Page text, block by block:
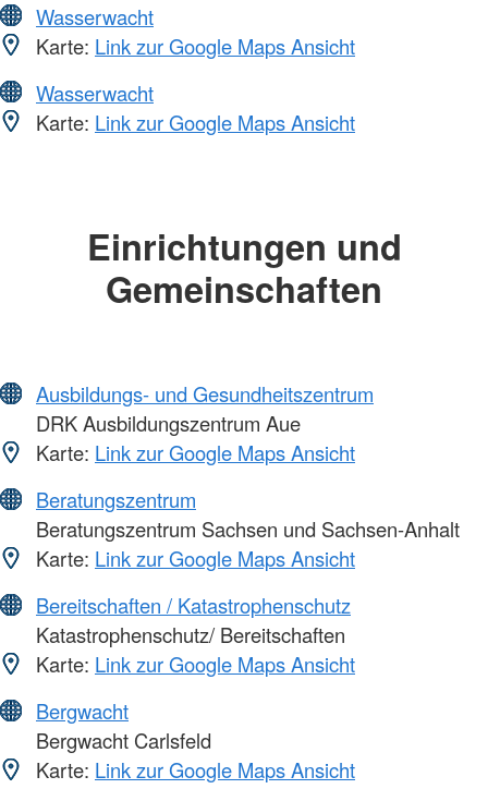
Wasserwacht
Karte: Link zur Google Maps Ansicht
Wasserwacht
Karte: Link zur Google Maps Ansicht
Einrichtungen und
Gemeinschaften
Ausbildungs- und Gesundheitszentrum
DRK Ausbildungszentrum Aue
Karte: Link zur Google Maps Ansicht
Beratungszentrum
Beratungszentrum Sachsen und Sachsen-Anhalt
Karte: Link zur Google Maps Ansicht
Bereitschaften / Katastrophenschutz
Katastrophenschutz/ Bereitschaften
Karte: Link zur Google Maps Ansicht
Bergwacht
Bergwacht Carlsfeld
Karte: Link zur Google Maps Ansicht